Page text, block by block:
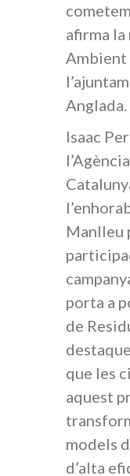
afirma
Ambient
Anglada.
Isaac
Manlleu
porta a
de
que les
aquest
models
d’alta